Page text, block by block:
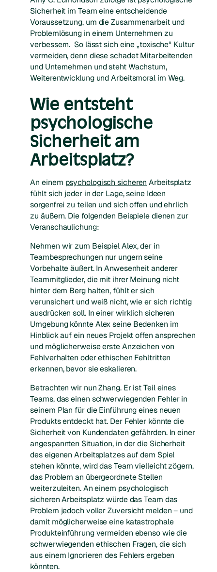
Sicherheit im Team eine entscheidende
Voraussetzung, um die Zusammenarbeit und
Problemlösung in einem Unternehmen zu
verbessern. So lässt sich eine „toxische“ Kultur
vermeiden, denn diese schadet Mitarbeitenden
und Unternehmen und steht Wachstum,
Weiterentwicklung und Arbeitsmoral im Weg.
Wie entsteht
psychologische
Sicherheit am
Arbeitsplatz?
An einem psychologisch sicheren Arbeitsplatz
fühlt sich jeder in der Lage, seine Ideen
sorgenfrei zu teilen und sich offen und ehrlich
zu äußern. Die folgenden Beispiele dienen zur
Veranschaulichung:
Nehmen wir zum Beispiel Alex, der in
Teambesprechungen nur ungern seine
Vorbehalte äußert. In Anwesenheit anderer
Teammitglieder, die mit ihrer Meinung nicht
hinter dem Berg halten, fühlt er sich
verunsichert und weiß nicht, wie er sich richtig
ausdrücken soll. In einer wirklich sicheren
Umgebung könnte Alex seine Bedenken im
Hinblick auf ein neues Projekt offen ansprechen
und möglicherweise erste Anzeichen von
Fehlverhalten oder ethischen Fehltritten
erkennen, bevor sie eskalieren.
Betrachten wir nun Zhang. Er ist Teil eines
Teams, das einen schwerwiegenden Fehler in
seinem Plan für die Einführung eines neuen
Produkts entdeckt hat. Der Fehler könnte die
Sicherheit von Kundendaten gefährden. In einer
angespannten Situation, in der die Sicherheit
des eigenen Arbeitsplatzes auf dem Spiel
stehen könnte, wird das Team vielleicht zögern,
das Problem an übergeordnete Stellen
weiterzuleiten. An einem psychologisch
sicheren Arbeitsplatz würde das Team das
Problem jedoch voller Zuversicht melden – und
damit möglicherweise eine katastrophale
Produkteinführung vermeiden ebenso wie die
schwerwiegenden ethischen Fragen, die sich
aus einem Ignorieren des Fehlers ergeben
könnten.